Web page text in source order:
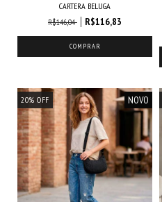
CARTERA BELUGA
R$146,04
R$116,83
COMPRAR
20% OFF NOVO